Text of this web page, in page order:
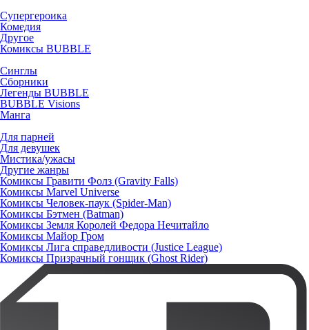
Супергероика
Комедия
Другое
Комиксы BUBBLE
Синглы
Сборники
Легенды BUBBLE
BUBBLE Visions
Манга
Для парней
Для девушек
Мистика/ужасы
Другие жанры
Комиксы Гравити Фолз (Gravity Falls)
Комиксы Marvel Universe
Комиксы Человек-паук (Spider-Man)
Комиксы Бэтмен (Batman)
Комиксы Земля Королей Федора Нечитайло
Комиксы Майор Гром
Комиксы Лига справедливости (Justice League)
Комиксы Призрачный гонщик (Ghost Rider)